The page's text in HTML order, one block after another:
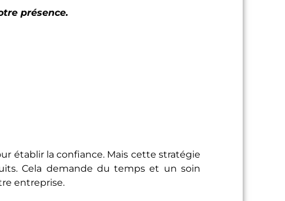
présence.
établir la confiance. Mais cette stratégie
Cela demande du temps et un soin
entreprise.